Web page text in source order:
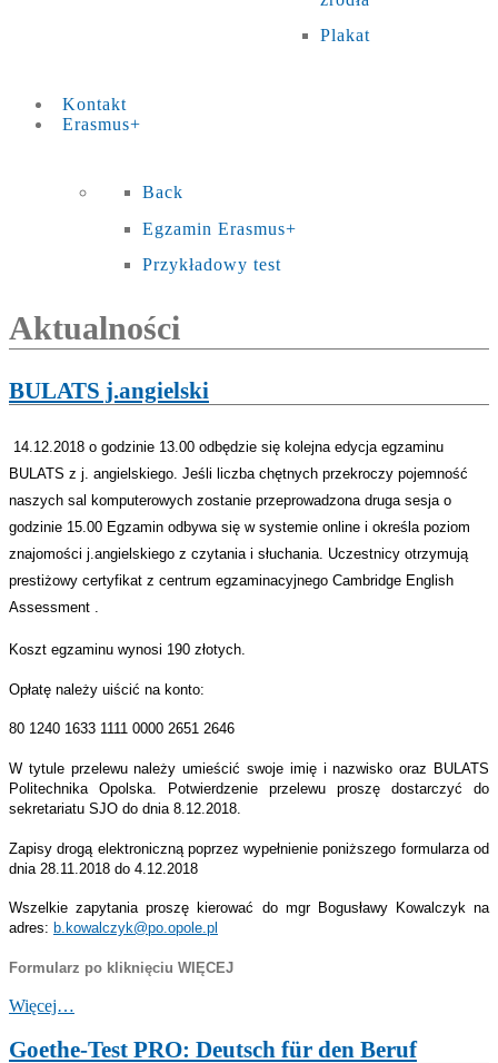
Plakat
Kontakt
Erasmus+
Back
Egzamin Erasmus+
Przykładowy test
Aktualności
BULATS j.angielski
14.12.2018 o godzinie 13.00 odbędzie się kolejna edycja egzaminu
BULATS z j. angielskiego. Jeśli liczba chętnych przekroczy pojemność
naszych sal komputerowych zostanie przeprowadzona druga sesja o
godzinie 15.00 Egzamin odbywa się w systemie online i określa poziom
znajomości j.angielskiego z czytania i słuchania. Uczestnicy otrzymują
prestiżowy certyfikat z centrum egzaminacyjnego Cambridge English
Assessment .
Koszt egzaminu wynosi 190 złotych.
Opłatę należy uiścić na konto:
80 1240 1633 1111 0000 2651 2646
W tytule przelewu należy umieścić swoje imię i nazwisko oraz BULATS
Politechnika Opolska. Potwierdzenie przelewu proszę dostarczyć do
sekretariatu SJO do dnia 8.12.2018.
Zapisy drogą elektroniczną poprzez wypełnienie poniższego formularza od
dnia 28.11.2018 do 4.12.2018
Wszelkie zapytania proszę kierować do mgr Bogusławy Kowalczyk na
adres: b.kowalczyk@po.opole.pl
Formularz po kliknięciu WIĘCEJ
Więcej…
Goethe-Test PRO: Deutsch für den Beruf